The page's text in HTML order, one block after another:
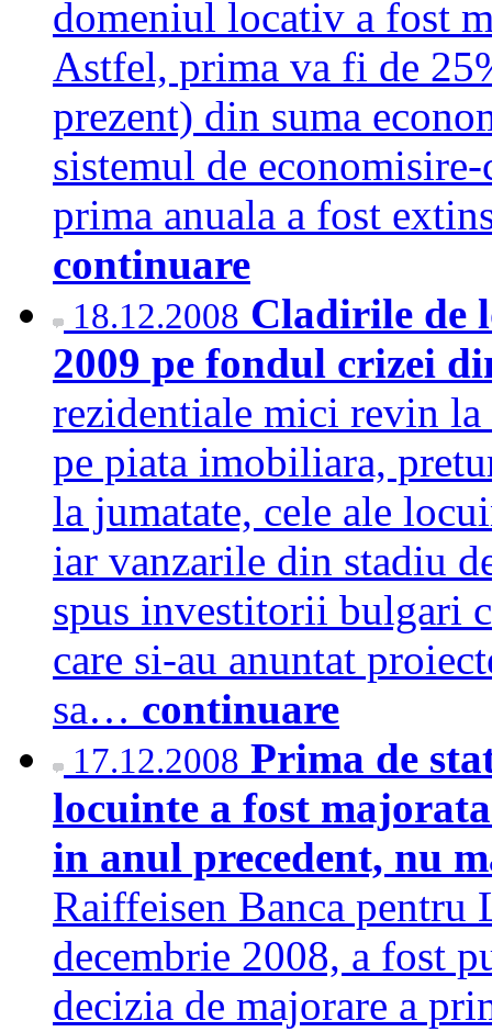
domeniul locativ a fost
Astfel, prima va fi de
prezent) din suma
sistemul de
prima anuala a fost
continuare
18.12.2008 Cladirile de
2009 pe fondul crizei
rezidentiale mici revin
pe piata imobiliara,
la jumatate, cele ale
iar vanzarile din stadiu
spus investitorii bulgari
care si-au anuntat
sa… continuare
17.12.2008 Prima de
locuinte a fost
in anul precedent, nu
Raiffeisen Banca pentru
decembrie 2008, a fost
decizia de majorare a